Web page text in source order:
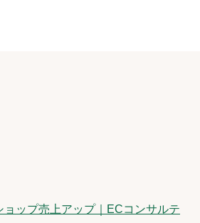
ップ売上アップ｜ECコンサルテ